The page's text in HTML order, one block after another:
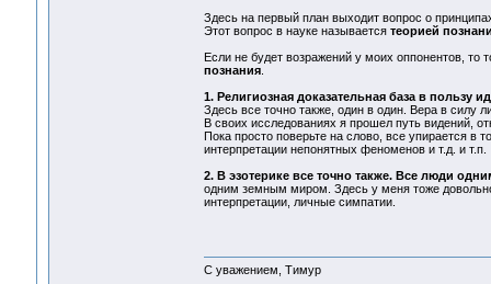
Здесь на первый план выходит вопрос о
Этот вопрос в науке называется теорией
Если не будет возражений у моих оппонентов, то
познания.
1. Религиозная доказательная база в пользу
Здесь все точно также, один в один. Вера в силу
В своих исследованиях я прошел путь видений,
Пока просто поверьте на слово, все упирается
интерпретации непонятных феноменов и т.д. и т.п.
2. В эзотерике все точно также. Все люди
одним земным миром. Здесь у меня тоже
интерпретации, личные симпатии.
С уважением, Тимур